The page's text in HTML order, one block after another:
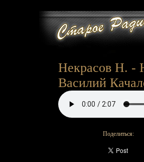
Некрасов Н. -
Василий
Поделиться: